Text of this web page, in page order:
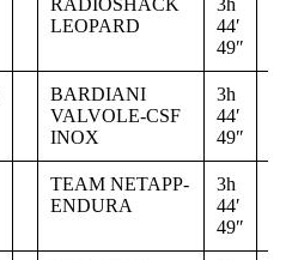
LEOPARD
44′
49″
BARDIANI
VALVOLE-CSF
INOX
3h
44′
49″
TEAM NETAPP-
ENDURA
3h
44′
49″